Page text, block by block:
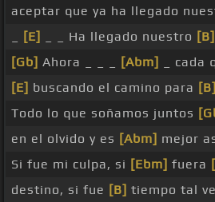
aceptar que ya ha llegado
[E] _ _ Ha llegado nuestro [B]
[Gb] Ahora _ _ _ [Abm]
_ cada
[E] buscando el camino para [B]
Todo lo que soñamos juntos
en el olvido y es [Abm] mejor
Si fue mi culpa, si [Ebm] fuera
destino, si fue [B] tiempo tal